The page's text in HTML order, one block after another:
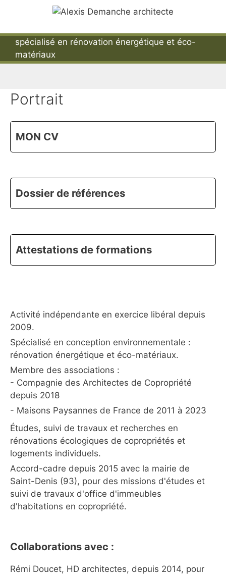
contenu
Menu
spécialisé en rénovation énergétique et éco-
matériaux
Portrait
MON CV
Dossier de références
Attestations de formations
Activité indépendante en exercice libéral depuis
2009.
Spécialisé en conception environnementale :
rénovation énergétique et éco-matériaux.
Membre des associations :
- Compagnie des Architectes de Copropriété
depuis 2018
- Maisons Paysannes de France de 2011 à 2023
Études, suivi de travaux et recherches en
rénovations écologiques de copropriétés et
logements individuels.
Accord-cadre depuis 2015 avec la mairie de
Saint-Denis (93), pour des missions d'études et
suivi de travaux d'office d'immeubles
d'habitations en copropriété.
Collaborations avec :
Rémi Doucet, HD architectes, depuis 2014, pour